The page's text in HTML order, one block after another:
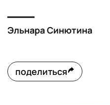
━━━━━
Эльнара Синютина
поделиться